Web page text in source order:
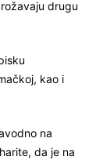
drugu
kao i
na
da je na